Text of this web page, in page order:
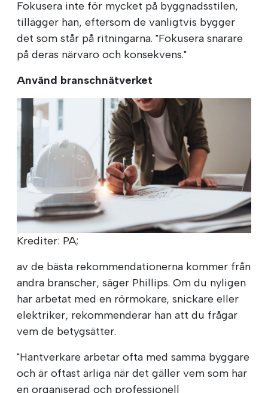
Fokusera inte för mycket på byggnadsstilen,
tillägger han, eftersom de vanligtvis bygger
det som står på ritningarna. "Fokusera snarare
på deras närvaro och konsekvens."
Använd branschnätverket
Krediter: PA;
av de bästa rekommendationerna kommer från
andra branscher, säger Phillips. Om du nyligen
har arbetat med en rörmokare, snickare eller
elektriker, rekommenderar han att du frågar
vem de betygsätter.
"Hantverkare arbetar ofta med samma byggare
och är oftast ärliga när det gäller vem som har
en organiserad och professionell